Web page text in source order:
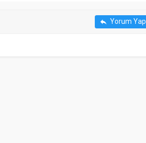
reply Yorum Yap